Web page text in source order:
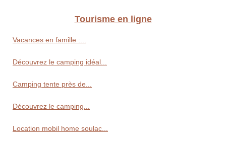
Tourisme en ligne
Vacances en famille :...
Découvrez le camping idéal...
Camping tente près de...
Découvrez le camping...
Location mobil home soulac...